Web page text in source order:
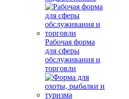
Рабочая форма
для сферы
обслуживания и
торговли